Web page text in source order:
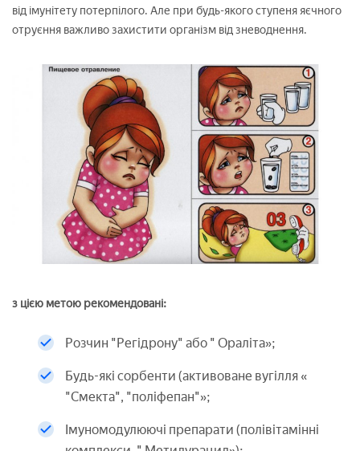
від імунітету потерпілого. Але при будь-якого ступеня яєчного
отруєння важливо захистити організм від зневоднення.
з цією метою рекомендовані:
Розчин "Регідрону" або " Ораліта»;
Будь-які сорбенти (активоване вугілля «
"Смекта", "поліфепан"»;
Імуномодулюючі препарати (полівітамінні